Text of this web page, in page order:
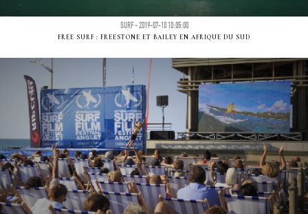
SURF - 2019-07-10 10:05:00
FREE SURF : FREESTONE ET BAILEY EN AFRIQUE DU SUD